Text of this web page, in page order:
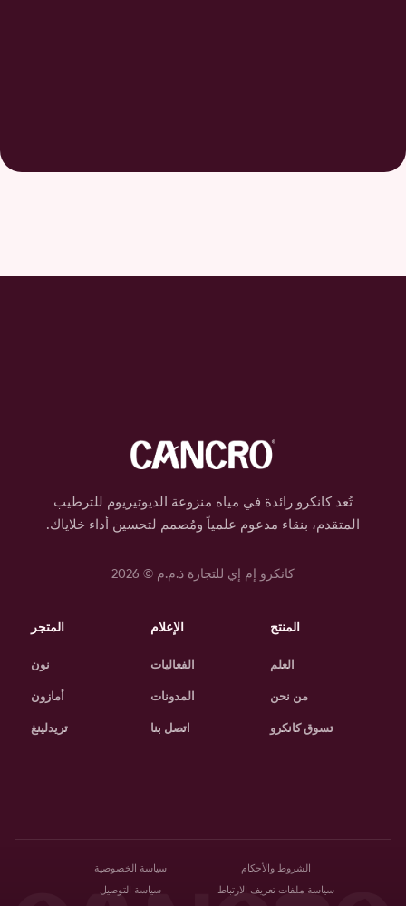
تُعد كانكرو رائدة في مياه منزوعة الديوتيريوم للترطيب
المتقدم، بنقاء مدعوم علمياً ومُصمم لتحسين أداء خلاياك.
كانكرو إم إي للتجارة ذ.م.م © 2026
المنتج
العلم
من نحن
تسوق كانكرو
الإعلام
الفعاليات
المدونات
اتصل بنا
المتجر
نون
أمازون
تريدلينغ
الشروط والأحكام سياسة الخصوصية
سياسة ملفات تعريف الارتباط سياسة التوصيل